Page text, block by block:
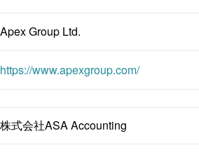
Apex Group Ltd.
https://www.apexgroup.com/
株式会社ASA Accounting